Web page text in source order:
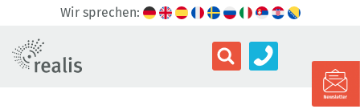
Wir sprechen: